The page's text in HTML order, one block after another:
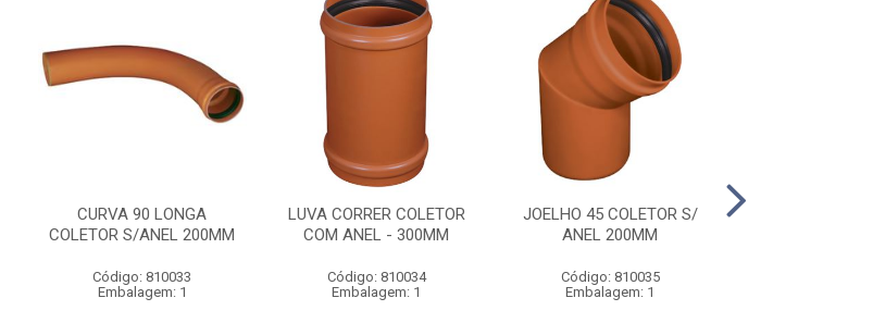
CURVA 90 LONGA
COLETOR S/ANEL 200MM
Código: 810033
Embalagem: 1
LUVA CORRER COLETOR
COM ANEL - 300MM
Código: 810034
Embalagem: 1
JOELHO 45 COLETOR S/
ANEL 200MM
Código: 810035
Embalagem: 1